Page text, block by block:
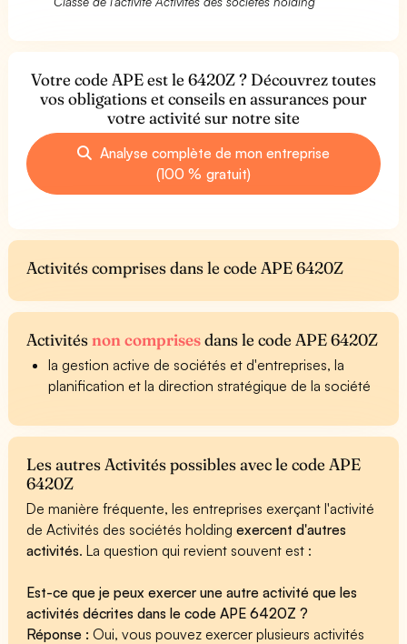
Votre code APE est le 6420Z ? Découvrez toutes
vos obligations et conseils en assurances pour
votre activité sur notre site
Analyse complète de mon entreprise
(100 % gratuit)
Activités comprises dans le code APE 6420Z
Activitésnon comprisesdans le code APE 6420Z
la gestion active de sociétés et d'entreprises, la
planification et la direction stratégique de la société
Les autres Activités possibles avec le code APE
6420Z
De manière fréquente, les entreprises exerçant l'activité
de Activités des sociétés holdingexercent d'autres
activités. La question qui revient souvent est :
Est-ce que je peux exercer une autre activité que les
activités décrites dans le code APE 6420Z ?
Réponse :Oui, vous pouvez exercer plusieurs activités